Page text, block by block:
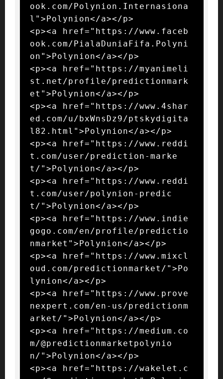
ook.com/Polynion.Internasiona
l">Polynion</a></p>
<p><a href="https://www.faceb
ook.com/PialaDuniaFifa.Polyni
on">Polynion</a></p>
<p><a href="https://myanimeli
st.net/profile/predictionmark
et">Polynion</a></p>
<p><a href="https://www.4shar
ed.com/u/bxWnsDz9/ptskydigita
l82.html">Polynion</a></p>
<p><a href="https://www.reddi
t.com/user/prediction-marke
t/">Polynion</a></p>
<p><a href="https://www.reddi
t.com/user/polynion-predic
t/">Polynion</a></p>
<p><a href="https://www.indie
gogo.com/en/profile/predictio
nmarket">Polynion</a></p>
<p><a href="https://www.mixcl
oud.com/predictionmarket/">Po
lynion</a></p>
<p><a href="https://www.prove
nexpert.com/en-us/predictionm
arket/">Polynion</a></p>
<p><a href="https://medium.co
m/@predictionmarketpolynio
n/">Polynion</a></p>
<p><a href="https://wakelet.c